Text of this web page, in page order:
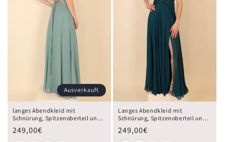
Ausverkauft
langes Abendkleid mit
Schnürung, Spitzenoberteil und
Schlitz, ozeanwelle
249,00€
Langes Abendkleid mit
Schnürung, Spitzenoberteil und
Schlitz, petrol
249,00€